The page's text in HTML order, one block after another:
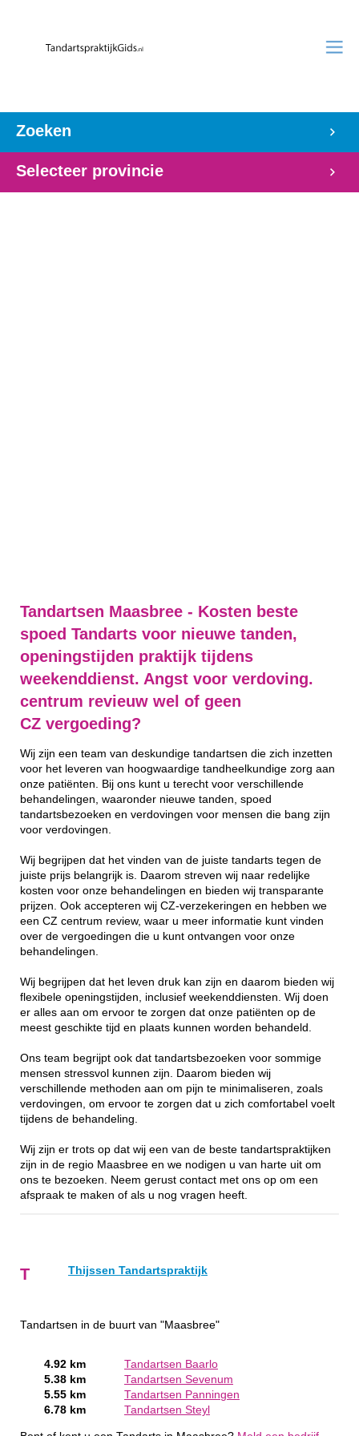
Zoeken
Selecteer provincie
Tandartsen Maasbree - Kosten beste
spoed Tandarts voor nieuwe tanden,
openingstijden praktijk tijdens
weekenddienst. Angst voor verdoving.
centrum revieuw wel of geen
CZ vergoeding?
Wij zijn een team van deskundige tandartsen die zich inzetten
voor het leveren van hoogwaardige tandheelkundige zorg aan
onze patiënten. Bij ons kunt u terecht voor verschillende
behandelingen, waaronder nieuwe tanden, spoed
tandartsbezoeken en verdovingen voor mensen die bang zijn
voor verdovingen.
Wij begrijpen dat het vinden van de juiste tandarts tegen de
juiste prijs belangrijk is. Daarom streven wij naar redelijke
kosten voor onze behandelingen en bieden wij transparante
prijzen. Ook accepteren wij CZ-verzekeringen en hebben we
een CZ centrum review, waar u meer informatie kunt vinden
over de vergoedingen die u kunt ontvangen voor onze
behandelingen.
Wij begrijpen dat het leven druk kan zijn en daarom bieden wij
flexibele openingstijden, inclusief weekenddiensten. Wij doen
er alles aan om ervoor te zorgen dat onze patiënten op de
meest geschikte tijd en plaats kunnen worden behandeld.
Ons team begrijpt ook dat tandartsbezoeken voor sommige
mensen stressvol kunnen zijn. Daarom bieden wij
verschillende methoden aan om pijn te minimaliseren, zoals
verdovingen, om ervoor te zorgen dat u zich comfortabel voelt
tijdens de behandeling.
Wij zijn er trots op dat wij een van de beste tandartspraktijken
zijn in de regio Maasbree en we nodigen u van harte uit om
ons te bezoeken. Neem gerust contact met ons op om een
afspraak te maken of als u nog vragen heeft.
T Thijssen Tandartspraktijk
Tandartsen in de buurt van "Maasbree"
4.92 km
Tandartsen Baarlo
5.38 km
Tandartsen Sevenum
5.55 km
Tandartsen Panningen
6.78 km
Tandartsen Steyl